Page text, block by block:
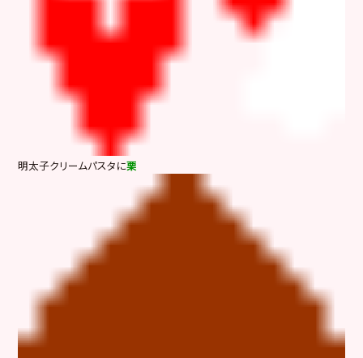
明太子クリームパスタに栗